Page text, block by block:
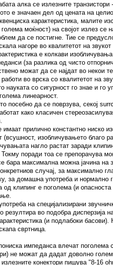
алка се излезните
е значаен дел од цената на
карактеристика, малите
моќност) на својот излез се
да се постигне. Тие се
нагоре во квалитетот на
е колкави
(за разлика од чисто
можат да се најдат во некои
во врска со квалитетот на
науката со сигурност го знае и го
линеарност.
посебно да се поврзува, секој
како класичен
имаат прилично константно ниско
(всушност, изобличувањето благо
нагло растат заради
Токму поради тоа се препорачува
бара максимална можна јачина
случај, за максимално
за домашна употреба и
од клипинг е поголема (и
на специјализирани
резултира во подобра дисперзија
(и подлабоки
свртница.
импеданса влечат поголема
не можат да дадат доволно
излезните конектори пишува "8-